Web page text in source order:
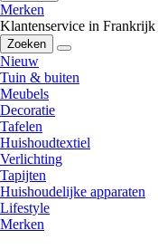
Merken
Klantenservice in Frankrijk
Zoeken
Nieuw
Tuin & buiten
Meubels
Decoratie
Tafelen
Huishoudtextiel
Verlichting
Tapijten
Huishoudelijke apparaten
Lifestyle
Merken